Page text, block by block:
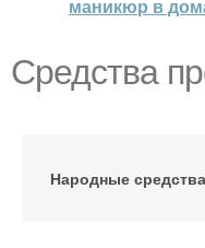
маникюр в
Средства
Народные средства